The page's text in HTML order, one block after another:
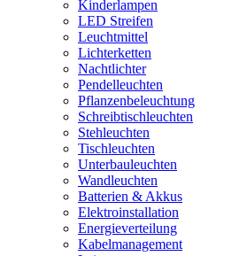
Kinderlampen
LED Streifen
Leuchtmittel
Lichterketten
Nachtlichter
Pendelleuchten
Pflanzenbeleuchtung
Schreibtischleuchten
Stehleuchten
Tischleuchten
Unterbauleuchten
Wandleuchten
Batterien & Akkus
Elektroinstallation
Energieverteilung
Kabelmanagement